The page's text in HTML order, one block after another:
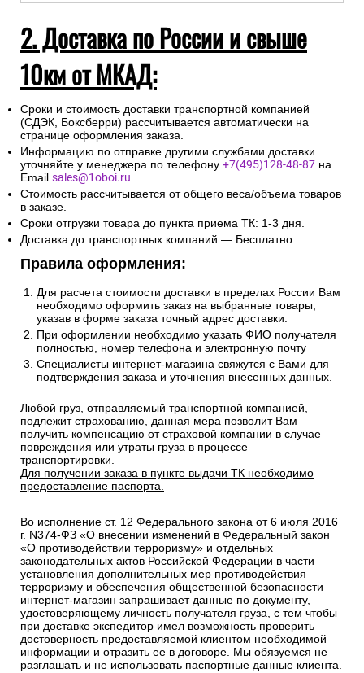
2. Доставка по России и свыше
10км от МКАД:
Сроки и стоимость доставки транспортной компанией
(СДЭК, Боксберри) рассчитывается автоматически на
странице оформления заказа.
Информацию по отправке другими службами доставки
уточняйте у менеджера по телефону +7(495)128-48-87 на
Email sales@1oboi.ru
Стоимость рассчитывается от общего веса/объема товаров
в заказе.
Сроки отгрузки товара до пункта приема ТК: 1-3 дня.
Доставка до транспортных компаний — Бесплатно
Правила оформления:
Для расчета стоимости доставки в пределах России Вам
необходимо оформить заказ на выбранные товары,
указав в форме заказа точный адрес доставки.
При оформлении необходимо указать ФИО получателя
полностью, номер телефона и электронную почту
Специалисты интернет-магазина свяжутся с Вами для
подтверждения заказа и уточнения внесенных данных.
Любой груз, отправляемый транспортной компанией,
подлежит страхованию, данная мера позволит Вам
получить компенсацию от страховой компании в случае
повреждения или утраты груза в процессе
транспортировки.
Для получении заказа в пункте выдачи ТК необходимо
предоставление паспорта.
Во исполнение ст. 12 Федерального закона от 6 июля 2016
г. N374-ФЗ «О внесении изменений в Федеральный закон
«О противодействии терроризму» и отдельных
законодательных актов Российской Федерации в части
установления дополнительных мер противодействия
терроризму и обеспечения общественной безопасности
интернет-магазин запрашивает данные по документу,
удостоверяющему личность получателя груза, с тем чтобы
при доставке экспедитор имел возможность проверить
достоверность предоставляемой клиентом необходимой
информации и отразить ее в договоре. Мы обязуемся не
разглашать и не использовать паспортные данные клиента.